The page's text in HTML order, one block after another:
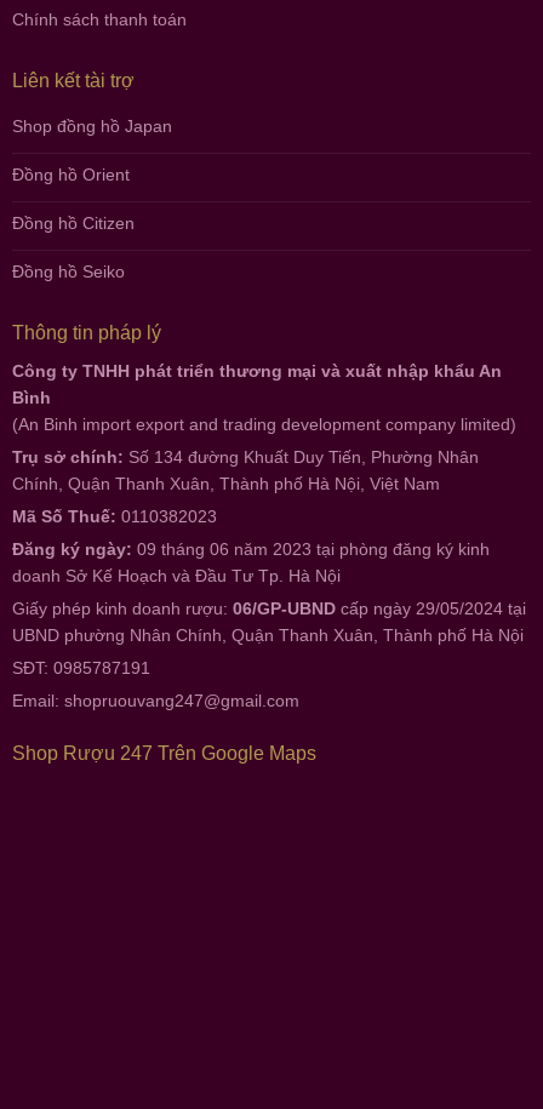
Chính sách thanh toán
Liên kết tài trợ
Shop đồng hồ Japan
Đồng hồ Orient
Đồng hồ Citizen
Đồng hồ Seiko
Thông tin pháp lý
Công ty TNHH phát triển thương mại và xuất nhập khẩu An
Bình
(An Binh import export and trading development company limited)
Trụ sở chính: Số 134 đường Khuất Duy Tiến, Phường Nhân
Chính, Quận Thanh Xuân, Thành phố Hà Nội, Việt Nam
Mã Số Thuế: 0110382023
Đăng ký ngày: 09 tháng 06 năm 2023 tại phòng đăng ký kinh
doanh Sở Kế Hoạch và Đầu Tư Tp. Hà Nội
Giấy phép kinh doanh rượu: 06/GP-UBND cấp ngày 29/05/2024 tại
UBND phường Nhân Chính, Quận Thanh Xuân, Thành phố Hà Nội
SĐT: 0985787191
Email: shopruouvang247@gmail.com
Shop Rượu 247 Trên Google Maps